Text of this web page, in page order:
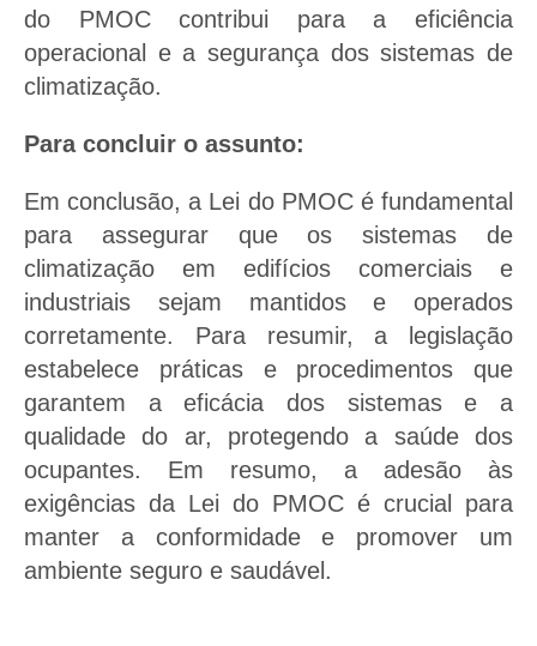
do PMOC contribui para a eficiência
operacional e a segurança dos sistemas de
climatização.
Para concluir o assunto:
Em conclusão, a Lei do PMOC é fundamental
para assegurar que os sistemas de
climatização em edifícios comerciais e
industriais sejam mantidos e operados
corretamente. Para resumir, a legislação
estabelece práticas e procedimentos que
garantem a eficácia dos sistemas e a
qualidade do ar, protegendo a saúde dos
ocupantes. Em resumo, a adesão às
exigências da Lei do PMOC é crucial para
manter a conformidade e promover um
ambiente seguro e saudável.